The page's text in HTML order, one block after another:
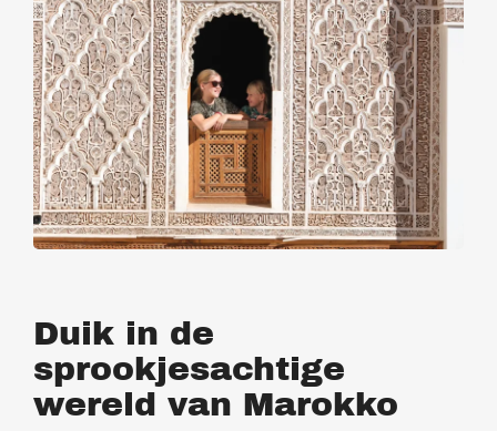
Duik in de
sprookjesachtige
wereld van Marokko